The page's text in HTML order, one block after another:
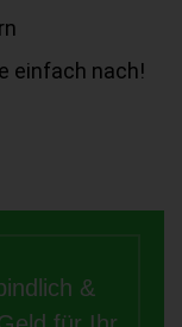
einfach nach!
&